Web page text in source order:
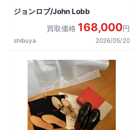
ジョンロブ/John Lobb
買取価格 168,000円
shibuya 2026/05/20